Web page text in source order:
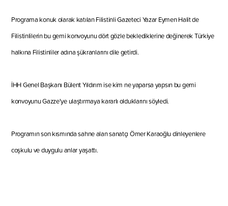
Programa konuk olarak katılan Filistinli Gazeteci Yazar Eymen Halit de
Filistinlilerin bu gemi konvoyunu dört gözle beklediklerine değinerek Türkiye
halkına Filistinliler adına şükranlarını dile getirdi.
İHHGenel Başkanı Bülent Yıldırım isekim ne yaparsa yapsın bu gemi
konvoyunuGazze'ye ulaştırmaya kararlı olduklarınısöyledi.
Programın son kısmında sahne alan sanatçı Ömer Karaoğlu dinleyenlere
coşkulu ve duygulu anlar yaşattı.